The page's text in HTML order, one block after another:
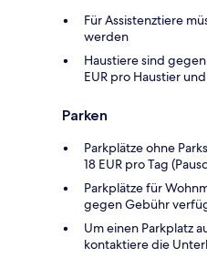
Für Assistenztiere
werden
Haustiere sind
EUR pro Haustier
Parken
Parkplätze ohne
18 EUR pro Tag
Parkplätze für
gegen Gebühr
Um einen Parkplatz
kontaktiere die